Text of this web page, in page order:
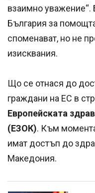
взаимно уважение“.
България за
споменават, но не
изисквания.
Що се отнася до
граждани на ЕС в
Европейската
(ЕЗОК). Към
имат достъп до
Македония.